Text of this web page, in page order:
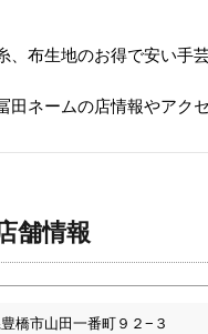
布生地のお得で安い手
ネームの店情報やアク
舗情報
橋市山田一番町９２−３